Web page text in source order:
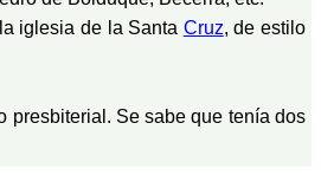
iglesia de la Santa Cruz, de estilo
presbiterial. Se sabe que tenía dos